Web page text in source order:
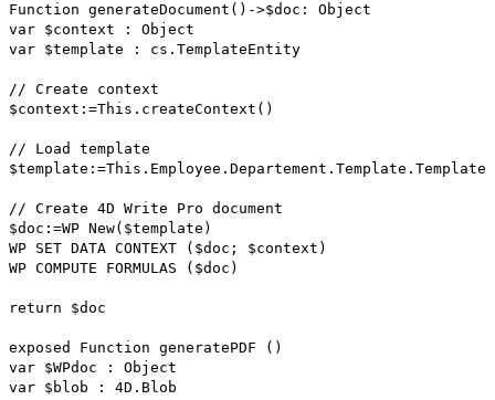
Function generateDocument ()->$doc : Object
var $context : Object
var $template : cs . TemplateEntity
// Create context
$context :=This . createContext ()
// Load template
$template :=This . Employee . Departement . Template . Template
// Create 4D Write Pro document
$doc :=WP New( $template )
WP SET DATA CONTEXT ( $doc ; $context )
WP COMPUTE FORMULAS ( $doc )
return $doc
exposed Function generatePDF ()
var $WPdoc : Object
var $blob : 4D . Blob